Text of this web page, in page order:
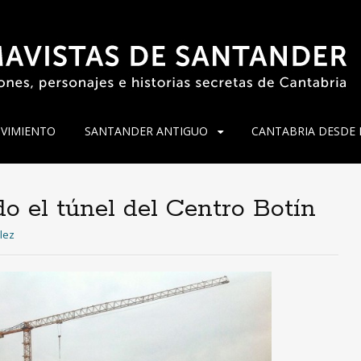
SANTANDER ANTIGUO CANTABRIA DESDE
el túnel del Centro Botín